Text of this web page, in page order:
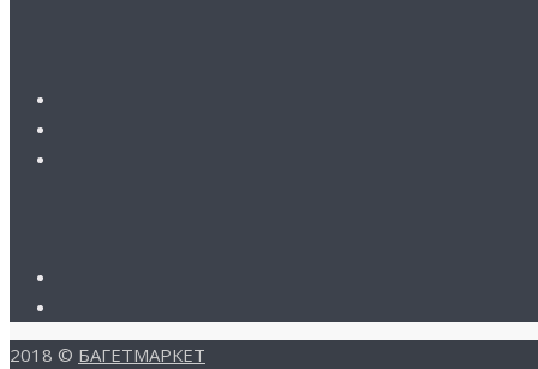
2018 © БАГЕТМАРКЕТ